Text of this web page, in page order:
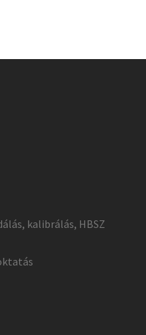
kalibrálás, HBSZ